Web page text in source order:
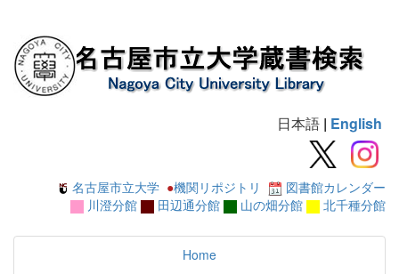
日本語 | English
名古屋市立大学 ●機関リポジトリ
図書館カレンダー
川澄分館
田辺通分館 山の畑分館 北千種分館
Home